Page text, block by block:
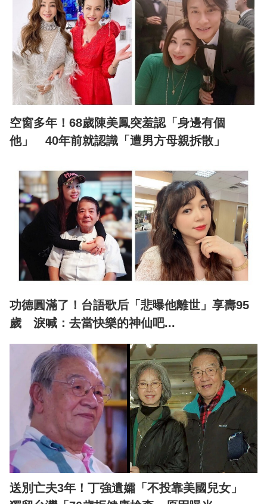
空窗多年！68歲陳美鳳突羞認「身邊有個
他」 40年前就認識「遭男方母親拆散」
功德圓滿了！台語歌后「悲曝他離世」享壽95
歲 淚喊：去當快樂的神仙吧...
送別亡夫3年！丁強遺孀「不投靠美國兒女」